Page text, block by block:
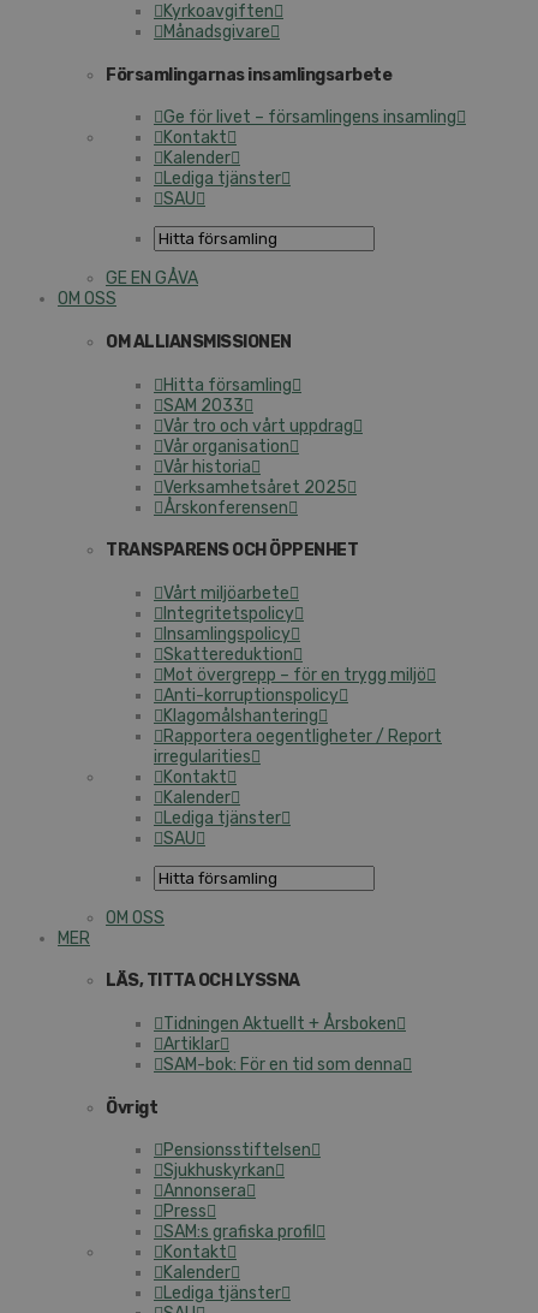
Kyrkoavgiften
Månadsgivare
Församlingarnas insamlingsarbete
Ge för livet – församlingens insamling
Kontakt
Kalender
Lediga tjänster
SAU
GE EN GÅVA
OM OSS
OM ALLIANSMISSIONEN
Hitta församling
SAM 2033
Vår tro och vårt uppdrag
Vår organisation
Vår historia
Verksamhetsåret 2025
Årskonferensen
TRANSPARENS OCH ÖPPENHET
Vårt miljöarbete
Integritetspolicy
Insamlingspolicy
Skattereduktion
Mot övergrepp – för en trygg miljö
Anti-korruptionspolicy
Klagomålshantering
Rapportera oegentligheter / Report
irregularities
Kontakt
Kalender
Lediga tjänster
SAU
OM OSS
MER
LÄS, TITTA OCH LYSSNA
Tidningen Aktuellt + Årsboken
Artiklar
SAM-bok: För en tid som denna
Övrigt
Pensionsstiftelsen
Sjukhuskyrkan
Annonsera
Press
SAM:s grafiska profil
Kontakt
Kalender
Lediga tjänster